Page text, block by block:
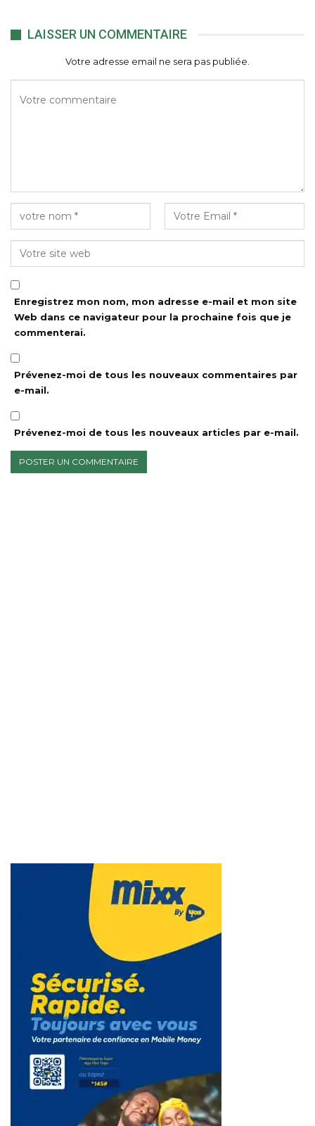
LAISSER UN COMMENTAIRE
Votre adresse email ne sera pas publiée.
Enregistrez mon nom, mon adresse e-mail et mon site
Web dans ce navigateur pour la prochaine fois que je
commenterai.
Prévenez-moi de tous les nouveaux commentaires par
e-mail.
Prévenez-moi de tous les nouveaux articles par e-mail.